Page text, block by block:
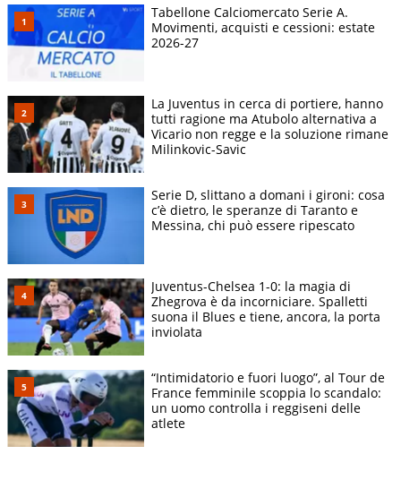
Tabellone Calciomercato Serie A.
Movimenti, acquisti e cessioni: estate
2026-27
La Juventus in cerca di portiere, hanno
tutti ragione ma Atubolo alternativa a
Vicario non regge e la soluzione rimane
Milinkovic-Savic
Serie D, slittano a domani i gironi: cosa
c’è dietro, le speranze di Taranto e
Messina, chi può essere ripescato
Juventus-Chelsea 1-0: la magia di
Zhegrova è da incorniciare. Spalletti
suona il Blues e tiene, ancora, la porta
inviolata
“Intimidatorio e fuori luogo”, al Tour de
France femminile scoppia lo scandalo:
un uomo controlla i reggiseni delle
atlete